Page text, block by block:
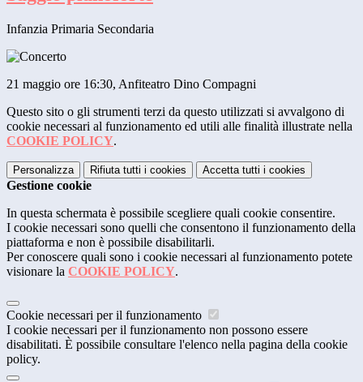
Infanzia Primaria Secondaria
21 maggio ore 16:30, Anfiteatro Dino Compagni
Questo sito o gli strumenti terzi da questo utilizzati si avvalgono di
cookie necessari al funzionamento ed utili alle finalità illustrate nella
COOKIE POLICY.
Personalizza Rifiuta tutti i cookies Accetta tutti i cookies
Gestione cookie
In questa schermata è possibile scegliere quali cookie consentire.
I cookie necessari sono quelli che consentono il funzionamento della
piattaforma e non è possibile disabilitarli.
Per conoscere quali sono i cookie necessari al funzionamento potete
visionare la COOKIE POLICY.
Cookie necessari per il funzionamento
I cookie necessari per il funzionamento non possono essere
disabilitati. È possibile consultare l'elenco nella pagina della cookie
policy.